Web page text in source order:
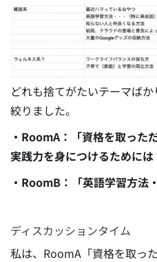
どれも捨てがたいテーマば
絞りました。
・RoomA：「資格を取った
実践力を身につけるためには
・RoomB：「英語学習方法
ディスカッションタイム
私は、RoomA「資格を取っ